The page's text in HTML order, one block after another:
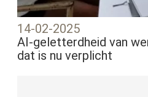
14-02-2025
AI-geletterdheid van
dat is nu verplicht